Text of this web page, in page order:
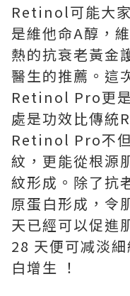
Retinol可能大
是維他命A醇，
熱的抗衰老黃金
醫生的推薦。這
Retinol Pro更
處是功效比傳統
Retinol Pro不
紋，更能從根源
紋形成。除了抗
原蛋白形成，令
天已經可以促進
28 天便可减淡
白增生 ！